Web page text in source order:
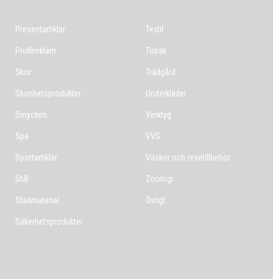
Presentartiklar
Profilreklam
Skor
Skönhetsprodukter
Smycken
Spa
Sportartiklar
Stål
Städmaterial
Säkerhetsprodukter
Textil
Tobak
Trädgård
Underkläder
Verktyg
VVS
Väskor och resetillbehör
Zoologi
Övrigt